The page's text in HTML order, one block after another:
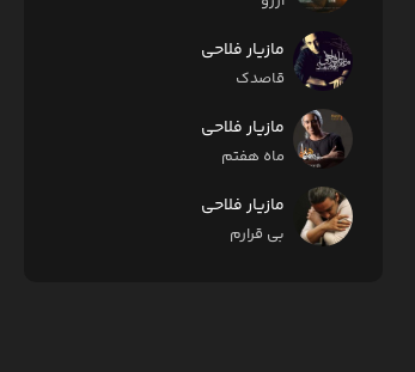
مازیار فلاحی
قاصدک
مازیار فلاحی
ماه هفتم
مازیار فلاحی
بی قرارم